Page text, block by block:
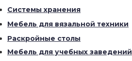
Системы хранения
Мебель для вязальной техники
Раскройные столы
Мебель для учебных заведений